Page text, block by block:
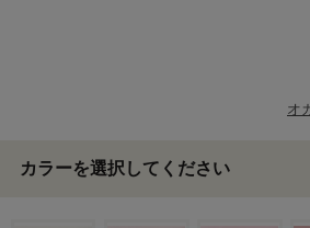
オ
カラーを選択してください